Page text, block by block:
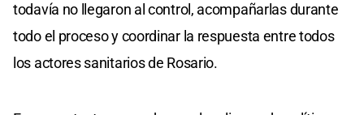
todavía no llegaron al control, acompañarlas durante
todo el proceso y coordinar la respuesta entre todos
los actores sanitarios de Rosario.